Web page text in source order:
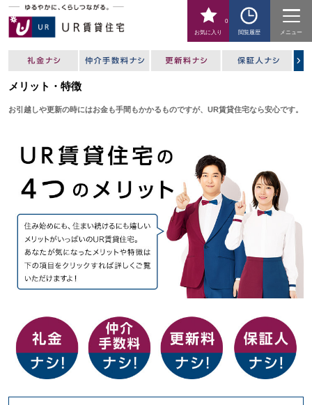
お気に入り
0
閲覧履歴
メニュー
メリット・特徴
お引越しや更新の時にはお金も手間もかかるものですが、UR賃貸住宅なら安心です。